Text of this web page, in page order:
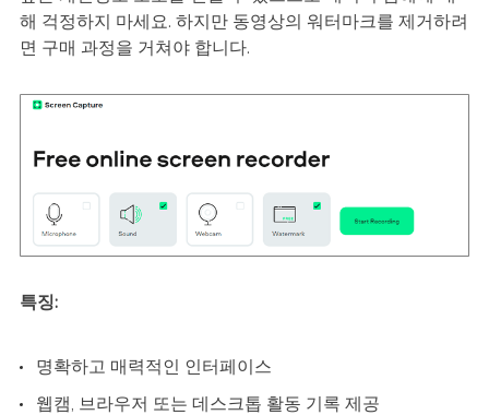
해 걱정하지 마세요. 하지만 동영상의 워터마크를 제거하려
면 구매 과정을 거쳐야 합니다.
특징:
명확하고 매력적인 인터페이스
웹캠, 브라우저 또는 데스크톱 활동 기록 제공